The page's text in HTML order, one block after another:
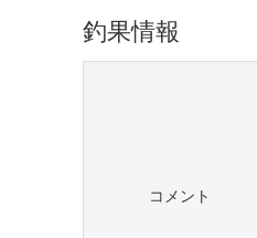
釣果情報
コメント